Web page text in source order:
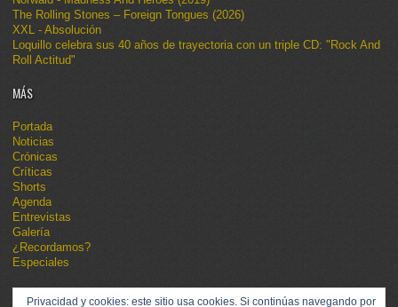
The Rolling Stones – Foreign Tongues (2026)
XXL - Absolución
Loquillo celebra sus 40 años de trayectoria con un triple CD: "Rock And
Roll Actitud"
MÁS
Portada
Noticias
Crónicas
Críticas
Shorts
Agenda
Entrevistas
Galería
¿Recordamos?
Especiales
Privacidad y cookies: este sitio usa cookies. Si continúas navegando por